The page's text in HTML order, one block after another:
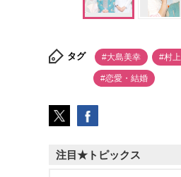
タグ #大島美幸 #村
#恋愛・結婚
注目★トピックス